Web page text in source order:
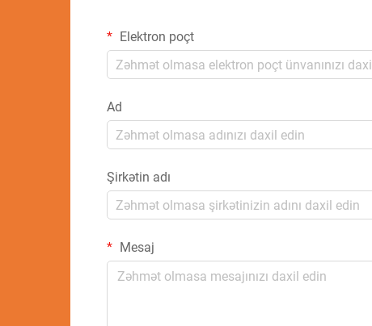
Elektron poçt
Ad
Şirkətin adı
Mesaj